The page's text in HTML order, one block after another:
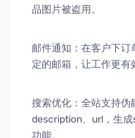
品图片被盗用。
邮件通知：在客户下
定的邮箱，让工作更有
搜索优化：全站支持伪
description、url，生
功能。